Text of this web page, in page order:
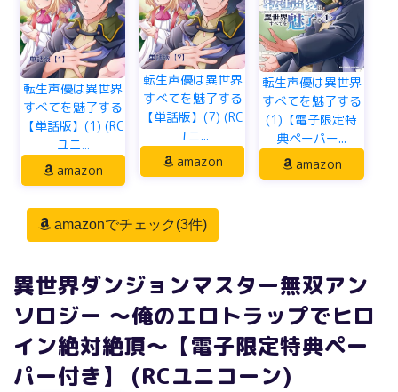
転生声優は異世界
すべてを魅了する
【単話版】(1) (RC
ユニ...
amazon
転生声優は異世界
すべてを魅了する
【単話版】(7) (RC
ユニ...
amazon
転生声優は異世界
すべてを魅了する
(1)【電子限定特
典ペーパー...
amazon
amazonでチェック(3件)
異世界ダンジョンマスター無双アン
ソロジー ～俺のエロトラップでヒロ
イン絶対絶頂～【電子限定特典ペー
パー付き】 (RCユニコーン)